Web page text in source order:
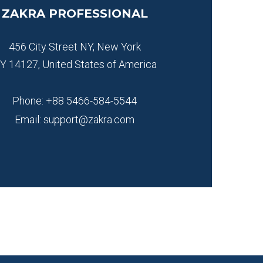
ZAKRA PROFESSIONAL
456 City Street NY, New York
14127, United States of America
Phone: +88 5466-584-5544​
Email: support@zakra.com